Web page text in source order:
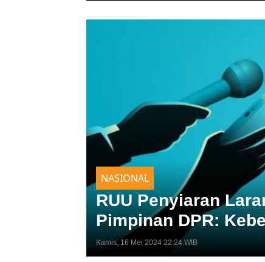
NASIONAL
RUU Penyiaran
Pimpinan DPR:
Kamis, 16 Mei 2024 22:24 WIB